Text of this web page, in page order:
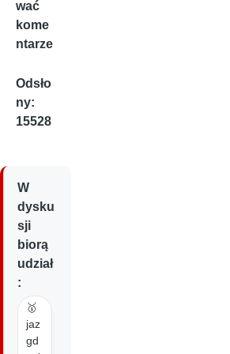
wać
kome
ntarze
Odsło
ny:
15528
W
dysku
sji
biorą
udział
:
🥇
jaz
gd